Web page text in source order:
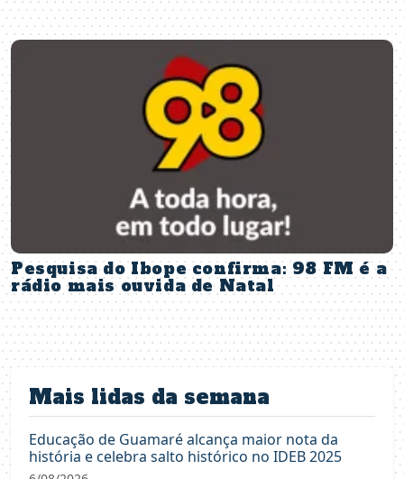
Pesquisa do Ibope confirma: 98 FM é a
rádio mais ouvida de Natal
Mais lidas da semana
Educação de Guamaré alcança maior nota da
história e celebra salto histórico no IDEB 2025